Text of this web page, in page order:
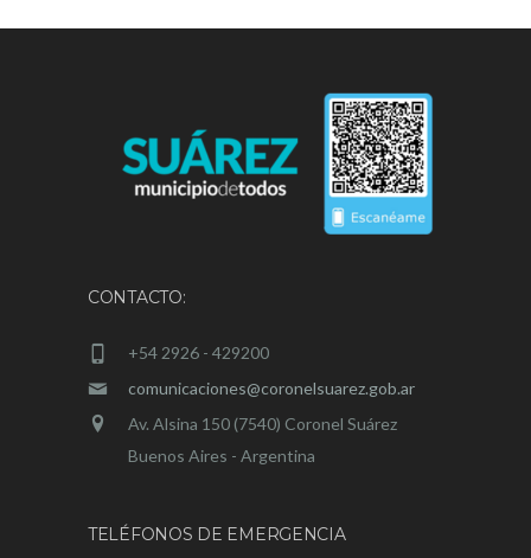
CONTACTO:
+54 2926 - 429200
comunicaciones@coronelsuarez.gob.ar
Av. Alsina 150 (7540) Coronel Suárez
Buenos Aires - Argentina
TELÉFONOS DE EMERGENCIA